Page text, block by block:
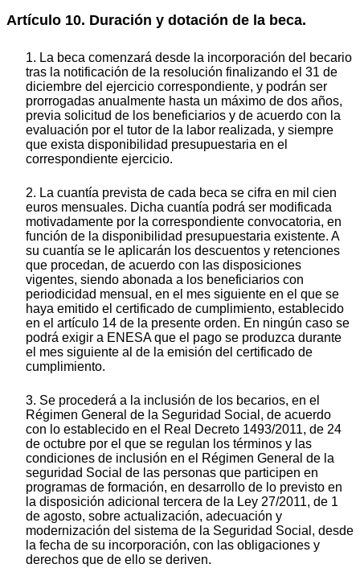
Artículo 10. Duración y dotación de la beca.
1. La beca comenzará desde la incorporación del becario
tras la notificación de la resolución finalizando el 31 de
diciembre del ejercicio correspondiente, y podrán ser
prorrogadas anualmente hasta un máximo de dos años,
previa solicitud de los beneficiarios y de acuerdo con la
evaluación por el tutor de la labor realizada, y siempre
que exista disponibilidad presupuestaria en el
correspondiente ejercicio.
2. La cuantía prevista de cada beca se cifra en mil cien
euros mensuales. Dicha cuantía podrá ser modificada
motivadamente por la correspondiente convocatoria, en
función de la disponibilidad presupuestaria existente. A
su cuantía se le aplicarán los descuentos y retenciones
que procedan, de acuerdo con las disposiciones
vigentes, siendo abonada a los beneficiarios con
periodicidad mensual, en el mes siguiente en el que se
haya emitido el certificado de cumplimiento, establecido
en el artículo 14 de la presente orden. En ningún caso se
podrá exigir a ENESA que el pago se produzca durante
el mes siguiente al de la emisión del certificado de
cumplimiento.
3. Se procederá a la inclusión de los becarios, en el
Régimen General de la Seguridad Social, de acuerdo
con lo establecido en el Real Decreto 1493/2011, de 24
de octubre por el que se regulan los términos y las
condiciones de inclusión en el Régimen General de la
seguridad Social de las personas que participen en
programas de formación, en desarrollo de lo previsto en
la disposición adicional tercera de la Ley 27/2011, de 1
de agosto, sobre actualización, adecuación y
modernización del sistema de la Seguridad Social, desde
la fecha de su incorporación, con las obligaciones y
derechos que de ello se deriven.